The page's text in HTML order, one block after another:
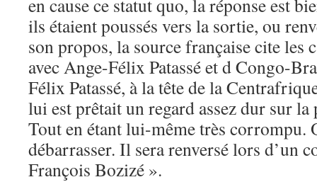
en cause ce statut quo, la réponse est
ils étaient poussés vers la sortie, ou
son propos, la source française cite les
avec Ange-Félix Patassé et d Congo-
Félix Patassé, à la tête de la
lui est prêtait un regard assez dur sur
Tout en étant lui-même très corrompu.
débarrasser. Il sera renversé lors d’un
François Bozizé ».